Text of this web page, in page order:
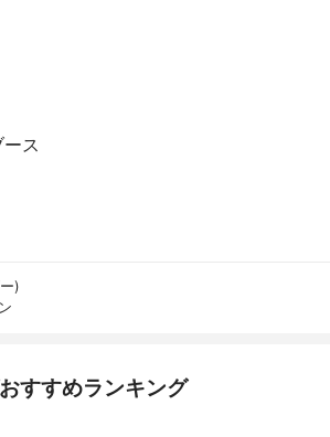
ス
)
すすめランキング